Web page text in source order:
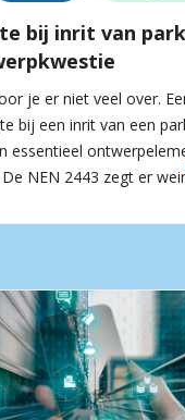
bij inrit van
je er niet veel over.
bij een inrit van een
essentieel
NEN 2443 zegt er